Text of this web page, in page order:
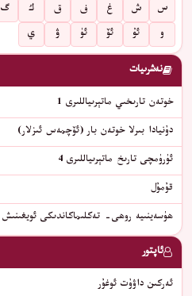
س
ش غ ف ق ك گ
و
ئۇ ئۆ ئۈ ۋ ي
نەشرىيات
خوتەن تارىخىي ماتېرىياللىرى 1
دۇنيادا بىرلا خوتەن بار (ئۆچمەس ئىزلار)
ئۈرۈمچى تارىخ ماتېرىياللىرى 4
قۇمۇل
ھۈسەينىيە روھى- تەكلىماكاندىكى ئويغىنىش
ئاپتور
ئەركىن داۋۇت ئوغۇر